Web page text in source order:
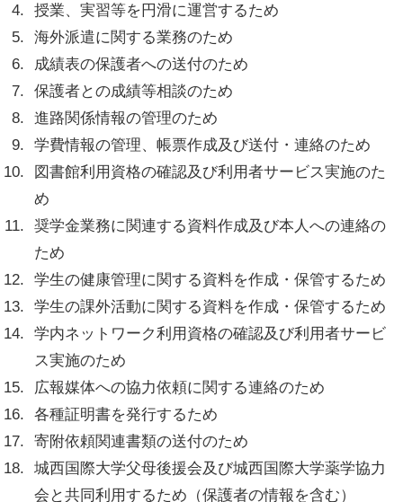
授業、実習等を円滑に運営するため
海外派遣に関する業務のため
成績表の保護者への送付のため
保護者との成績等相談のため
進路関係情報の管理のため
学費情報の管理、帳票作成及び送付・連絡のため
図書館利用資格の確認及び利用者サービス実施のた
め
奨学金業務に関連する資料作成及び本人への連絡の
ため
学生の健康管理に関する資料を作成・保管するため
学生の課外活動に関する資料を作成・保管するため
学内ネットワーク利用資格の確認及び利用者サービ
ス実施のため
広報媒体への協力依頼に関する連絡のため
各種証明書を発行するため
寄附依頼関連書類の送付のため
城西国際大学父母後援会及び城西国際大学薬学協力
会と共同利用するため（保護者の情報を含む）